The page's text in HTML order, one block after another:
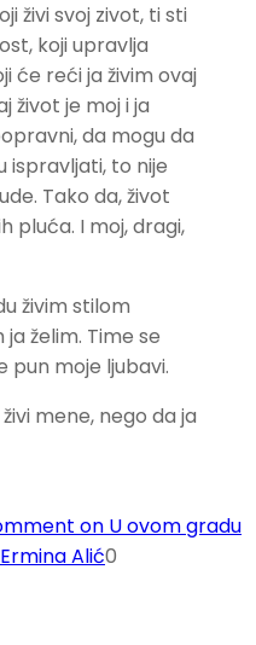
živi svoj zivot, ti sti
koji upravlja
će reći ja živim ovaj
život je moj i ja
da mogu da
ispravljati, to nije
Tako da, život
pluća. I moj, dragi,
živim stilom
želim. Time se
pun moje ljubavi.
mene, nego da ja
on U ovom gradu
Alić0